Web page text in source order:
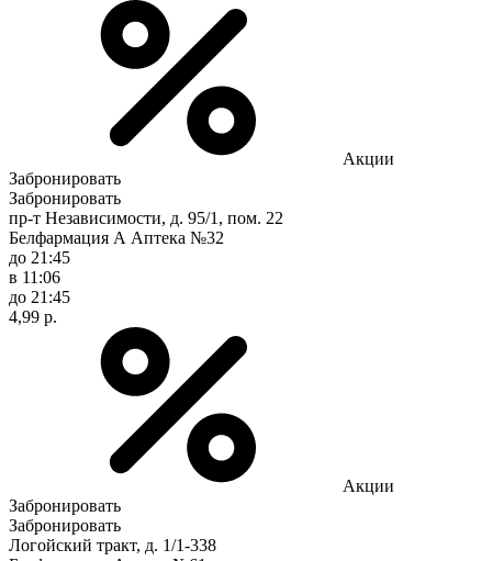
Акции
Забронировать
Забронировать
пр-т Независимости, д. 95/1, пом. 22
Белфармация А Аптека №32
до 21:45
в 11:06
до 21:45
4,99 р.
Акции
Забронировать
Забронировать
Логойский тракт, д. 1/1-338